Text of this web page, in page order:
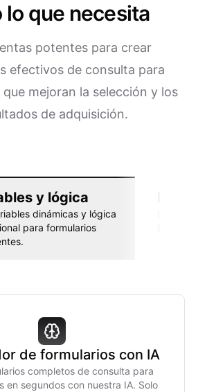
lo que necesita
potentes para crear
efectivos de consulta para
mejoran la selección y los
de adquisición.
y lógica
dinámicas y lógica
para formularios
de formularios con IA
completos de consulta para
en segundos con nuestra IA. Solo